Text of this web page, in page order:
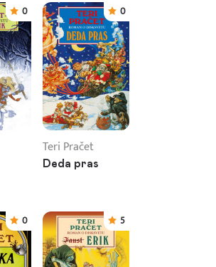
0 0
Teri Pračet
Deda pras
0 5